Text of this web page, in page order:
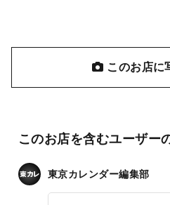
このお店に
このお店を含むユーザー
東京カレンダー編集部